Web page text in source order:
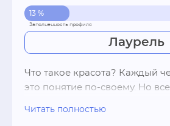
13 %
Лаурель
Что такое красота? Каждый
это понятие по-своему. Но
Читать полностью